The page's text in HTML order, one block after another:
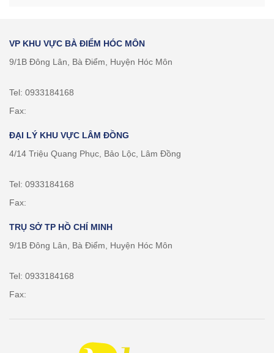
VP KHU VỰC BÀ ĐIỂM HÓC MÔN
9/1B Đông Lân, Bà Điểm, Huyện Hóc Môn
Tel: 0933184168
Fax:
ĐẠI LÝ KHU VỰC LÂM ĐỒNG
4/14 Triệu Quang Phục, Bảo Lộc, Lâm Đồng
Tel: 0933184168
Fax:
TRỤ SỞ TP HỒ CHÍ MINH
9/1B Đông Lân, Bà Điểm, Huyện Hóc Môn
Tel: 0933184168
Fax: